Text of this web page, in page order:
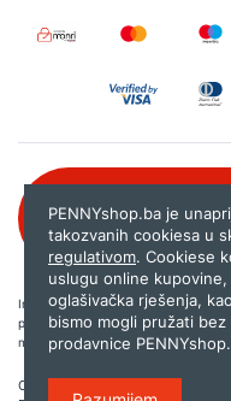
080 020
Internet trgovina PENNYshop.ba
podatke. Ako na našoj stranici
molimo vas da nam to javite na
Copyright © 2026.
PENNYshop.ba je
takozvanih cookiesa u
regulativom. Cookiese
uslugu online
oglašivačka rješenja,
bismo mogli pružati
prodavnice